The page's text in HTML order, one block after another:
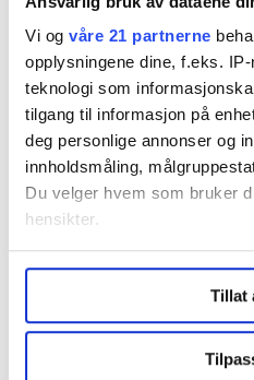
Vi og våre 21 partnerne
opplysningene dine, f.eks.
teknologi som
tilgang til informasjon på
deg personlige annonser og
innholdsmåling,
Du velger hvem som bruker
hensikter.
Undermer infokan du lese
data behandles og hvordan
brukes. Du kan hele tiden
samtykke fra erklæringen om
Tillat
Nyheter Lønnsoppgjøret
Dette er en sak fra
Vi skriver om ansatte i
Les mer fra oss